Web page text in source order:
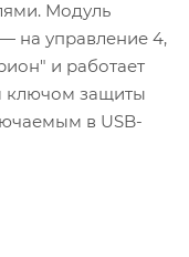
Модуль
на управление 4,
и работает
ключом защиты
в USB-